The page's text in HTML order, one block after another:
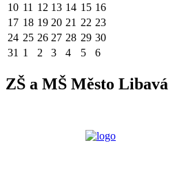
10 11 12 13 14 15 16
17 18 19 20 21 22 23
24 25 26 27 28 29 30
31 1 2 3 4 5 6
ZŠ a MŠ Město Libavá